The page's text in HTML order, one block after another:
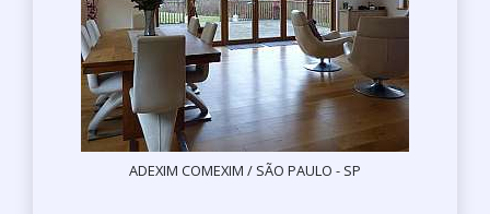
ADEXIM COMEXIM / SÃO PAULO - SP